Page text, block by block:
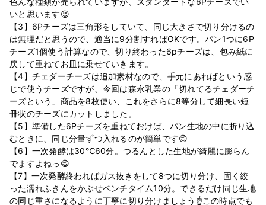
いと思います😉
【3】6Pチーズは三角形をしていて、同じ大きさで切り分けるの
は無理だと思うので、適当に9分割すればOKです。パン1つに6P
チーズ1個使う計算なので、切り終わった6pチーズは、包み紙に
戻して重ねてお皿に乗せていきます。
【4】チェダーチーズは追加素材なので、手元にあればという感
じで使うチーズですが、今回は森永乳業の「切れてるチェダーチ
ーズという」商品を8枚使い、これをさらに8等分して細長い短
冊状のチーズにカットしました。
【5】準備した6Pチーズを重ねておけば、パン生地の中に折り込
むときに、同じ分量ずつ入れるのが簡単です😊
【6】一次発酵は30℃60分。つるんとした生地が綺麗に膨らん
でますよねっ😁
【7】一次発酵終わればガス抜きをして8つに切り分け、固く絞
った濡れふきんをかぶせベンチタイム10分。できるだけ同じ生地
の同じ重さになるように丁寧に切り分けましょう☝この時点でも